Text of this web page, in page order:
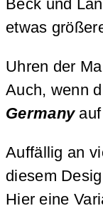
Beck und
etwas
Uhren der
Auch, wenn
Germanyauf
Auffällig an
diesem
Hier eine